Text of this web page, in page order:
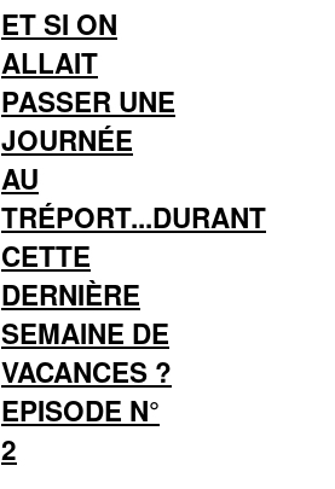
ET SI ON
ALLAIT
PASSER UNE
JOURNÉE
AU
TRÉPORT...DURANT
CETTE
DERNIÈRE
SEMAINE DE
VACANCES ?
EPISODE N°
2